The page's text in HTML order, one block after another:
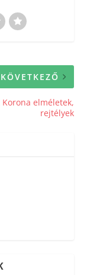
KÖVETKEZŐ
Korona elméletek,
rejtélyek